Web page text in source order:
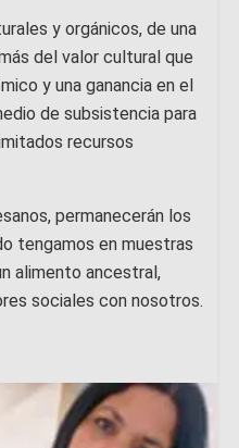
y orgánicos, de una
del valor cultural que
y una ganancia en el
de subsistencia para
recursos
permanecerán los
tengamos en muestras
alimento ancestral,
sociales con nosotros.